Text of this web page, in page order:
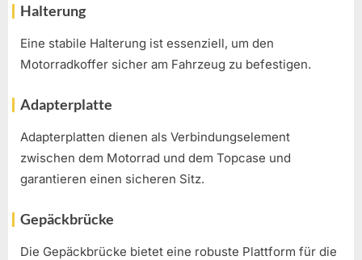
Halterung
Eine stabile Halterung ist essenziell, um den
Motorradkoffer sicher am Fahrzeug zu befestigen.
Adapterplatte
Adapterplatten dienen als Verbindungselement
zwischen dem Motorrad und dem Topcase und
garantieren einen sicheren Sitz.
Gepäckbrücke
Die Gepäckbrücke bietet eine robuste Plattform für die